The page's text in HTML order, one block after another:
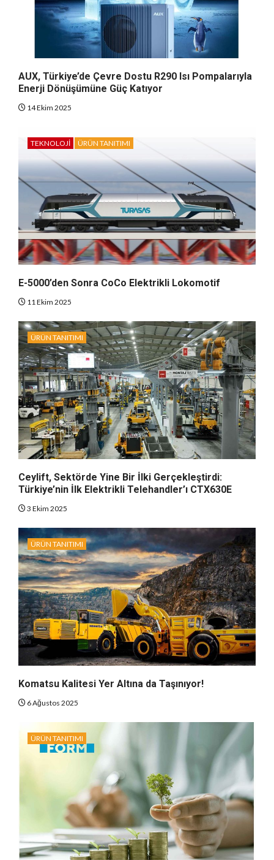
AUX, Türkiye’de Çevre Dostu R290 Isı Pompalarıyla
Enerji Dönüşümüne Güç Katıyor
14 Ekim 2025
TEKNOLOJI ÜRÜN TANITIMI
E-5000’den Sonra CoCo Elektrikli Lokomotif
11 Ekim 2025
ÜRÜN TANITIMI
Ceylift, Sektörde Yine Bir İlki Gerçekleştirdi:
Türkiye’nin İlk Elektrikli Telehandler’ı CTX630E
3 Ekim 2025
ÜRÜN TANITIMI
Komatsu Kalitesi Yer Altına da Taşınıyor!
6 Ağustos 2025
ÜRÜN TANITIMI